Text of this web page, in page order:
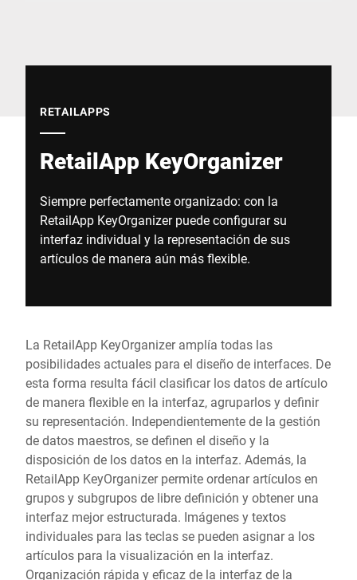
RETAILAPPS
RetailApp KeyOrganizer
Siempre perfectamente organizado: con la
RetailApp KeyOrganizer puede configurar su
interfaz individual y la representación de sus
artículos de manera aún más flexible.
La RetailApp KeyOrganizer amplía todas las
posibilidades actuales para el diseño de interfaces. De
esta forma resulta fácil clasificar los datos de artículo
de manera flexible en la interfaz, agruparlos y definir
su representación. Independientemente de la gestión
de datos maestros, se definen el diseño y la
disposición de los datos en la interfaz. Además, la
RetailApp KeyOrganizer permite ordenar artículos en
grupos y subgrupos de libre definición y obtener una
interfaz mejor estructurada. Imágenes y textos
individuales para las teclas se pueden asignar a los
artículos para la visualización en la interfaz.
Organización rápida y eficaz de la interfaz de la